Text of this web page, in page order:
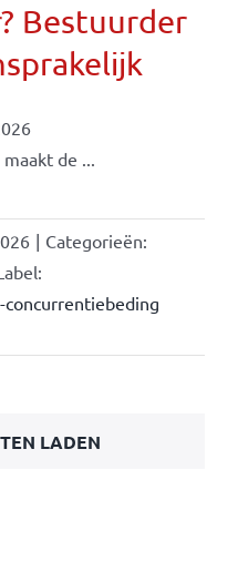
Bestuurder
maakt de ...
| Categorieën:
concurrentiebeding
LADEN